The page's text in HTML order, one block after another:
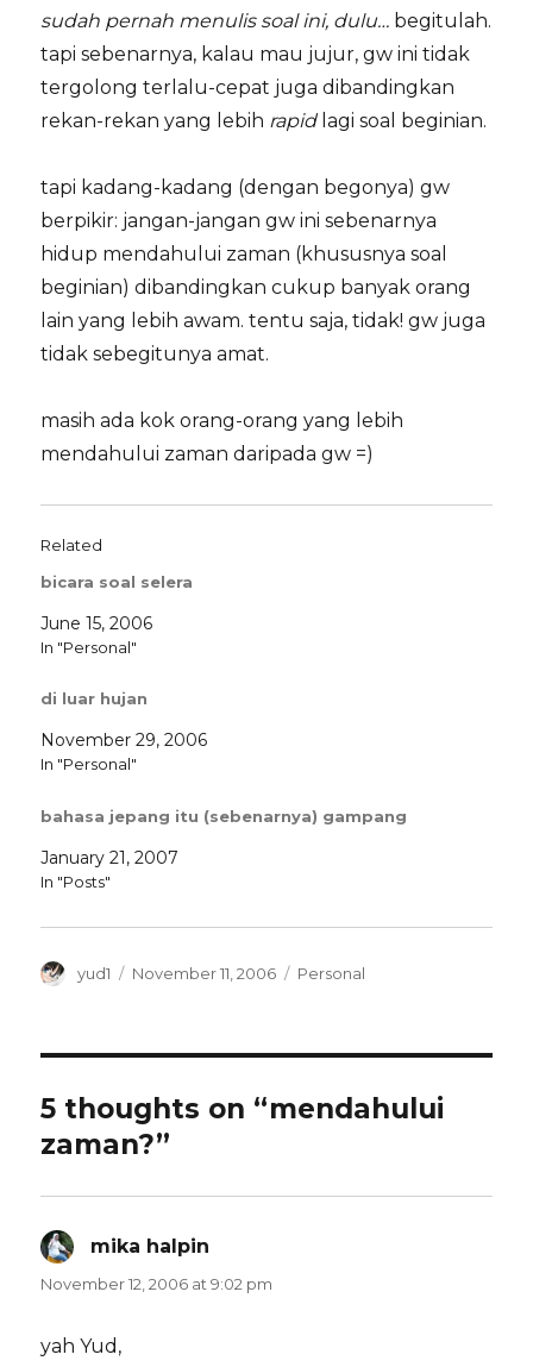
sudah pernah menulis soal ini, dulu… begitulah.
tapi sebenarnya, kalau mau jujur, gw ini tidak
tergolong terlalu-cepat juga dibandingkan
rekan-rekan yang lebih rapid lagi soal beginian.
tapi kadang-kadang (dengan begonya) gw
berpikir: jangan-jangan gw ini sebenarnya
hidup mendahului zaman (khususnya soal
beginian) dibandingkan cukup banyak orang
lain yang lebih awam. tentu saja, tidak! gw juga
tidak sebegitunya amat.
masih ada kok orang-orang yang lebih
mendahului zaman daripada gw =)
Related
bicara soal selera
June 15, 2006
In "Personal"
di luar hujan
November 29, 2006
In "Personal"
bahasa jepang itu (sebenarnya) gampang
January 21, 2007
In "Posts"
Author
yud1
Posted
November 11, 2006 Categories
Personal
5 thoughts on “mendahului
zaman?”
mika halpin
November 12, 2006 at 9:02 pm
yah Yud,